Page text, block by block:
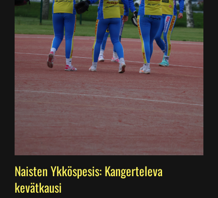
Naisten Ykköspesis: Kangerteleva
kevätkausi